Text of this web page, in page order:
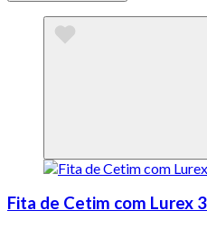
Fita de Cetim com Lurex